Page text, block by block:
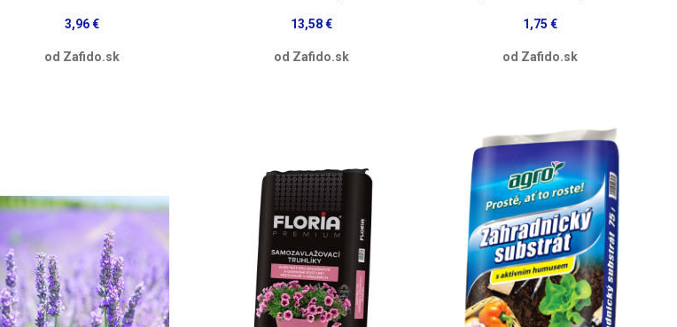
3,96 €
od Zafido.sk
13,58 €
od Zafido.sk
1,75 €
od Zafido.sk